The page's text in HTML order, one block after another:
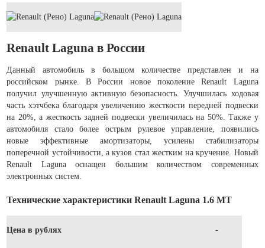
Renault Laguna в России
Данный автомобиль в большом количестве представлен и на
российском рынке. В России новое поколение Renault Laguna
получил улучшенную активную безопасность. Улучшилась ходовая
часть хэтчбека благодаря увеличению жесткости передней подвески
на 20%, а жесткость задней подвески увеличилась на 50%. Также у
автомобиля стало более острым рулевое управление, появились
новые эффективные амортизаторы, усилены стабилизаторы
поперечной устойчивости, а кузов стал жестким на кручение. Новый
Renault Laguna оснащен большим количеством современных
электронных систем.
Технические характеристики Renault Laguna 1.6 MT
Цена в рублях -